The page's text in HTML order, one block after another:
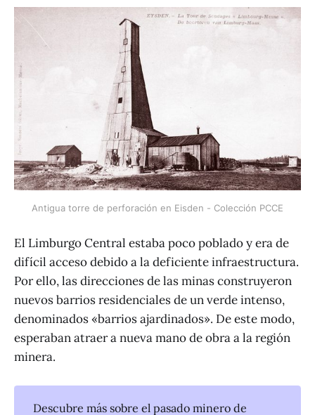
Antigua torre de perforación en Eisden - Colección PCCE
El Limburgo Central estaba poco poblado y era de
difícil acceso debido a la deficiente infraestructura.
Por ello, las direcciones de las minas construyeron
nuevos barrios residenciales de un verde intenso,
denominados «barrios ajardinados». De este modo,
esperaban atraer a nueva mano de obra a la región
minera.
Descubre más sobre el pasado minero de